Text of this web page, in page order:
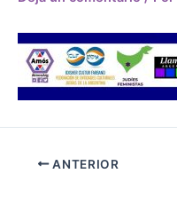
ANTERIOR